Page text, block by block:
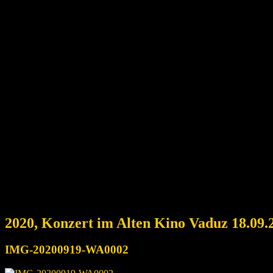
2020, Konzert im Alten Kino Vaduz
IMG-20200919-WA0002